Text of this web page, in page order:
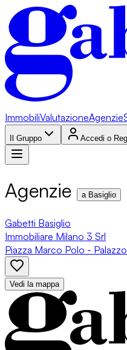
ImmobiliValutazioneAgenzie
Il Gruppo Accedi o
Agenzie a Basiglio
Gabetti Basiglio
Immobiliare Milano 3 Srl
Piazza Marco Polo -
Vedi la mappa